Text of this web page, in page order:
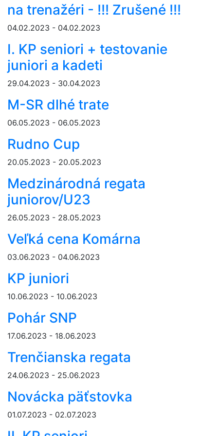
na trenažéri - !!! Zrušené !!!
04.02.2023 - 04.02.2023
I. KP seniori + testovanie
juniori a kadeti
29.04.2023 - 30.04.2023
M-SR dlhé trate
06.05.2023 - 06.05.2023
Rudno Cup
20.05.2023 - 20.05.2023
Medzinárodná regata
juniorov/U23
26.05.2023 - 28.05.2023
Veľká cena Komárna
03.06.2023 - 04.06.2023
KP juniori
10.06.2023 - 10.06.2023
Pohár SNP
17.06.2023 - 18.06.2023
Trenčianska regata
24.06.2023 - 25.06.2023
Novácka päťstovka
01.07.2023 - 02.07.2023